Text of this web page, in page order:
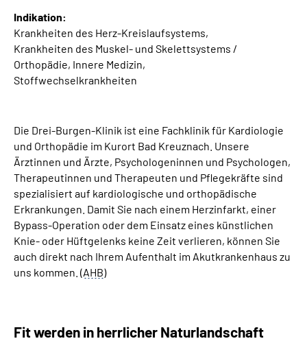
Experten
Über uns & Presse
Suche
Language
Inhalte in Gebärdensprache (DGS)
Leichte Sprache
Indikation:
Krankheiten des Herz-Kreislaufsystems,
Krankheiten des Muskel- und Skelettsystems /
Orthopädie, Innere Medizin,
Stoffwechselkrankheiten
Die Drei-Burgen-Klinik ist eine Fachklinik für Kardiologie
und Orthopädie im Kurort Bad Kreuznach. Unsere
Ärztinnen und Ärzte, Psychologeninnen und Psychologen,
Therapeutinnen und Therapeuten und Pflegekräfte sind
spezialisiert auf kardiologische und orthopädische
Erkrankungen. Damit Sie nach einem Herzinfarkt, einer
Bypass-Operation oder dem Einsatz eines künstlichen
Knie- oder Hüftgelenks keine Zeit verlieren, können Sie
auch direkt nach Ihrem Aufenthalt im Akutkrankenhaus zu
uns kommen. (AHB)
Fit werden in herrlicher Naturlandschaft